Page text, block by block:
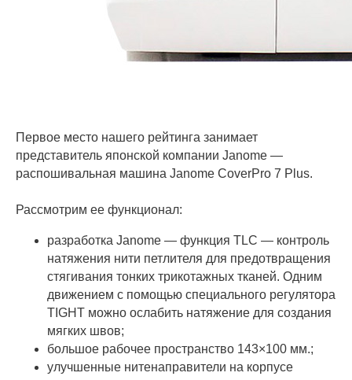
Первое место нашего рейтинга занимает
представитель японской компании Janome —
распошивальная машина Janome CoverPro 7 Plus.
Рассмотрим ее функционал:
разработка Janome — функция TLC — контроль
натяжения нити петлителя для предотвращения
стягивания тонких трикотажных тканей. Одним
движением с помощью специального регулятора
TIGHT можно ослабить натяжение для создания
мягких швов;
большое рабочее пространство 143×100 мм.;
улучшенные нитенаправители на корпусе